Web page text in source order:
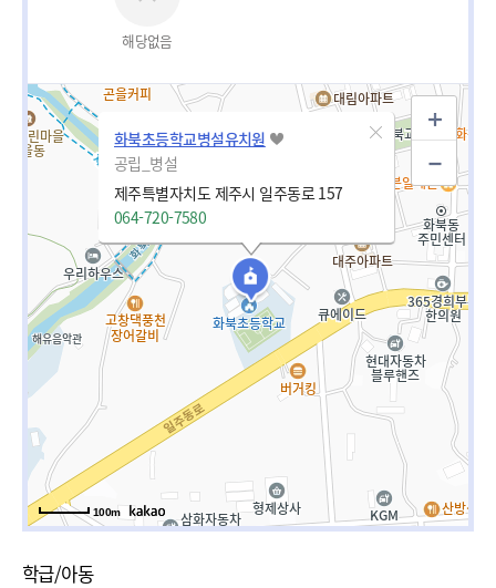
해당없음
화북초등학교병설유치원
공립_병설
제주특별자치도 제주시 일주동로 157
064-720-7580
100m
학급/아동